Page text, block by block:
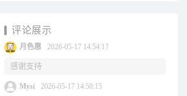
评论展示
月色惠 2026-05-17 14:54:17
感谢支持
Mysi 2026-05-17 14:50:15